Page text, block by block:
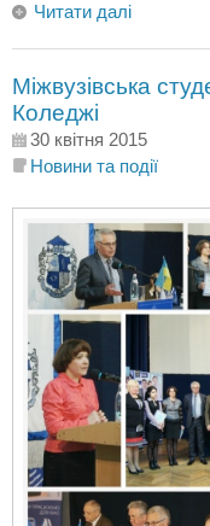
Читати далі
Міжвузівська
Коледжі
30 квітня 2015
Новини та події